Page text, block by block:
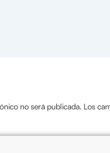
no será publicada. Los